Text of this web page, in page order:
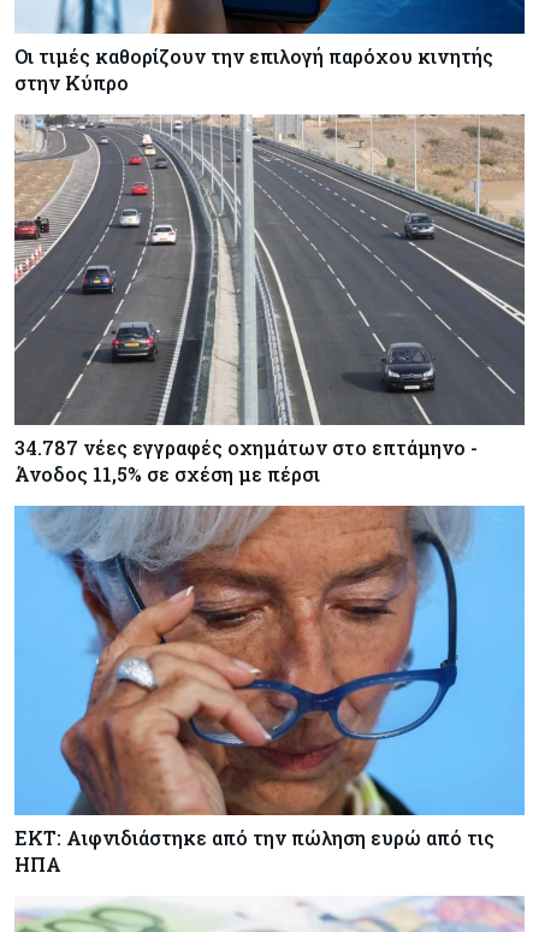
Οι τιμές καθορίζουν την επιλογή παρόχου κινητής
στην Κύπρο
34.787 νέες εγγραφές οχημάτων στο επτάμηνο -
Άνοδος 11,5% σε σχέση με πέρσι
ΕΚΤ: Αιφνιδιάστηκε από την πώληση ευρώ από τις
ΗΠΑ